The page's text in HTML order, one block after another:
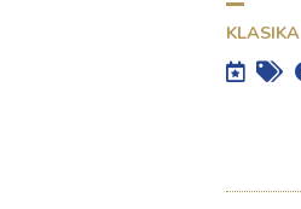
KLASIKA